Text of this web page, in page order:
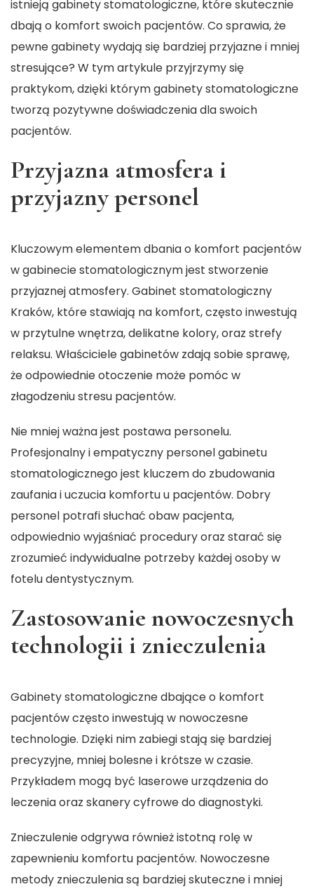
istnieją gabinety stomatologiczne, które skutecznie
dbają o komfort swoich pacjentów. Co sprawia, że
pewne gabinety wydają się bardziej przyjazne i mniej
stresujące? W tym artykule przyjrzymy się
praktykom, dzięki którym gabinety stomatologiczne
tworzą pozytywne doświadczenia dla swoich
pacjentów.
Przyjazna atmosfera i
przyjazny personel
Kluczowym elementem dbania o komfort pacjentów
w gabinecie stomatologicznym jest stworzenie
przyjaznej atmosfery. Gabinet stomatologiczny
Kraków, które stawiają na komfort, często inwestują
w przytulne wnętrza, delikatne kolory, oraz strefy
relaksu. Właściciele gabinetów zdają sobie sprawę,
że odpowiednie otoczenie może pomóc w
złagodzeniu stresu pacjentów.
Nie mniej ważna jest postawa personelu.
Profesjonalny i empatyczny personel gabinetu
stomatologicznego jest kluczem do zbudowania
zaufania i uczucia komfortu u pacjentów. Dobry
personel potrafi słuchać obaw pacjenta,
odpowiednio wyjaśniać procedury oraz starać się
zrozumieć indywidualne potrzeby każdej osoby w
fotelu dentystycznym.
Zastosowanie nowoczesnych
technologii i znieczulenia
Gabinety stomatologiczne dbające o komfort
pacjentów często inwestują w nowoczesne
technologie. Dzięki nim zabiegi stają się bardziej
precyzyjne, mniej bolesne i krótsze w czasie.
Przykładem mogą być laserowe urządzenia do
leczenia oraz skanery cyfrowe do diagnostyki.
Znieczulenie odgrywa również istotną rolę w
zapewnieniu komfortu pacjentów. Nowoczesne
metody znieczulenia są bardziej skuteczne i mniej